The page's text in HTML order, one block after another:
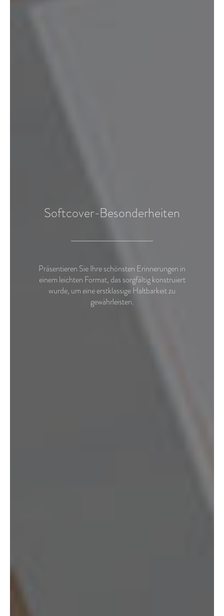
Softcover-Besonderheiten
Präsentieren Sie Ihre schönsten Erinnerungen in
einem leichten Format, das sorgfältig konstruiert
wurde, um eine erstklassige Haltbarkeit zu
gewährleisten.